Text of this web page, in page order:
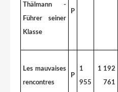
Thälmann -
Führer seiner
Klasse
P
Les mauvaises
rencontres
P
1
955
1 192
761